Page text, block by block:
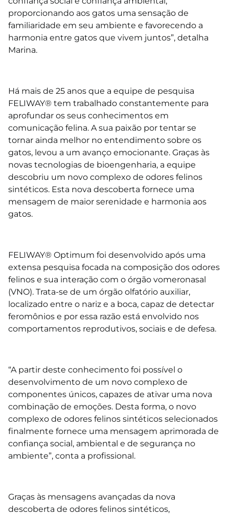
proporcionando aos gatos uma sensação de
familiaridade em seu ambiente e favorecendo a
harmonia entre gatos que vivem juntos”, detalha
Marina.
Há mais de 25 anos que a equipe de pesquisa
FELIWAY® tem trabalhado constantemente para
aprofundar os seus conhecimentos em
comunicação felina. A sua paixão por tentar se
tornar ainda melhor no entendimento sobre os
gatos, levou a um avanço emocionante. Graças às
novas tecnologias de bioengenharia, a equipe
descobriu um novo complexo de odores felinos
sintéticos. Esta nova descoberta fornece uma
mensagem de maior serenidade e harmonia aos
gatos.
FELIWAY® Optimum foi desenvolvido após uma
extensa pesquisa focada na composição dos odores
felinos e sua interação com o órgão vomeronasal
(VNO). Trata-se de um órgão olfatório auxiliar,
localizado entre o nariz e a boca, capaz de detectar
feromônios e por essa razão está envolvido nos
comportamentos reprodutivos, sociais e de defesa.
“A partir deste conhecimento foi possível o
desenvolvimento de um novo complexo de
componentes únicos, capazes de ativar uma nova
combinação de emoções. Desta forma, o novo
complexo de odores felinos sintéticos selecionados
finalmente fornece uma mensagem aprimorada de
confiança social, ambiental e de segurança no
ambiente”, conta a profissional.
Graças às mensagens avançadas da nova
descoberta de odores felinos sintéticos,